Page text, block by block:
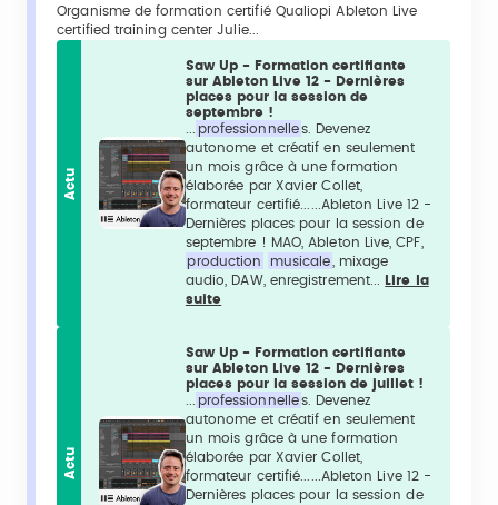
Organisme de formation certifié Qualiopi Ableton Live
certified training center Julie...
Actu
Saw Up - Formation certifiante
sur Ableton Live 12 - Dernières
places pour la session de
septembre !
professionnelles. Devenez
autonome et créatif en seulement
un mois grâce à une formation
élaborée par Xavier Collet,
formateur certifié......Ableton Live 12 -
Dernières places pour la session de
septembre ! MAO, Ableton Live, CPF,
production
musicale
, mixage
audio, DAW, enregistrement...
Lire la
suite
Actu
Saw Up - Formation certifiante
sur Ableton Live 12 - Dernières
places pour la session de juillet !
professionnelles. Devenez
autonome et créatif en seulement
un mois grâce à une formation
élaborée par Xavier Collet,
formateur certifié......Ableton Live 12 -
Dernières places pour la session de